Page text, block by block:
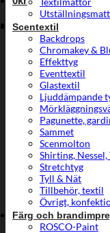
Scentextil
Backdrops
Chromakey &
Effekttyg
Eventtextil
Glastextil
Ljuddämpande
Pagunette,
Sammet
Scenmolton
Shirting, Nessel,
Stretchtyg
Tyll & Nät
Tillbehör, textil
Övrigt,
Färg och
ROSCO-Paint